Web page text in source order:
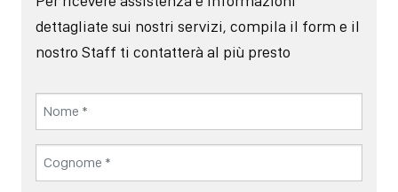
dettagliate sui nostri servizi, compila il form e il
nostro Staff ti contatterà al più presto